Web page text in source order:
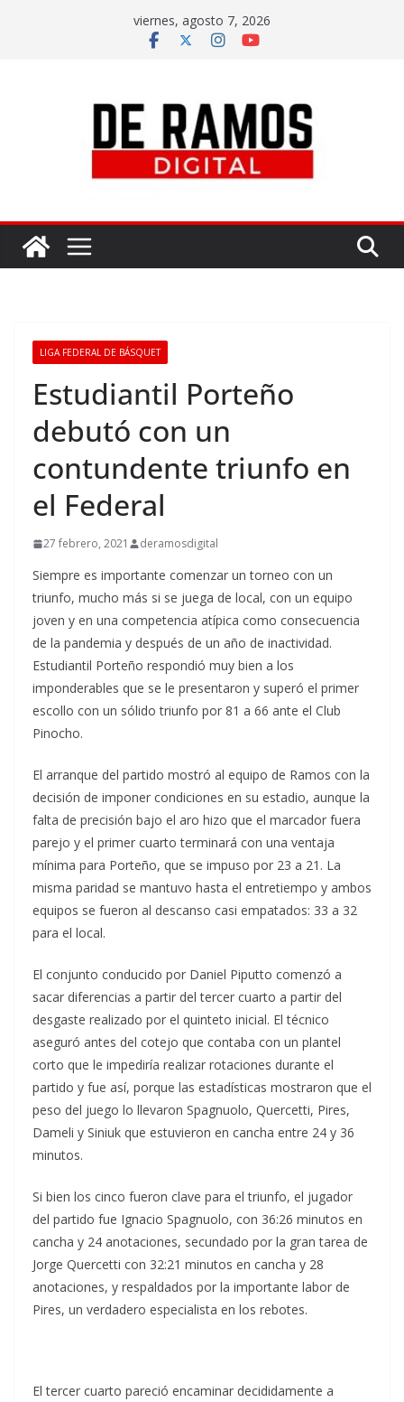
viernes, agosto 7, 2026
LIGA FEDERAL DE BÁSQUET
Estudiantil Porteño
debutó con un
contundente triunfo en
el Federal
27 febrero, 2021 deramosdigital
Siempre es importante comenzar un torneo con un
triunfo, mucho más si se juega de local, con un equipo
joven y en una competencia atípica como consecuencia
de la pandemia y después de un año de inactividad.
Estudiantil Porteño respondió muy bien a los
imponderables que se le presentaron y superó el primer
escollo con un sólido triunfo por 81 a 66 ante el Club
Pinocho.
El arranque del partido mostró al equipo de Ramos con la
decisión de imponer condiciones en su estadio, aunque la
falta de precisión bajo el aro hizo que el marcador fuera
parejo y el primer cuarto terminará con una ventaja
mínima para Porteño, que se impuso por 23 a 21. La
misma paridad se mantuvo hasta el entretiempo y ambos
equipos se fueron al descanso casi empatados: 33 a 32
para el local.
El conjunto conducido por Daniel Piputto comenzó a
sacar diferencias a partir del tercer cuarto a partir del
desgaste realizado por el quinteto inicial. El técnico
aseguró antes del cotejo que contaba con un plantel
corto que le impediría realizar rotaciones durante el
partido y fue así, porque las estadísticas mostraron que el
peso del juego lo llevaron Spagnuolo, Quercetti, Pires,
Dameli y Siniuk que estuvieron en cancha entre 24 y 36
minutos.
Si bien los cinco fueron clave para el triunfo, el jugador
del partido fue Ignacio Spagnuolo, con 36:26 minutos en
cancha y 24 anotaciones, secundado por la gran tarea de
Jorge Quercetti con 32:21 minutos en cancha y 28
anotaciones, y respaldados por la importante labor de
Pires, un verdadero especialista en los rebotes.
El tercer cuarto pareció encaminar decididamente a